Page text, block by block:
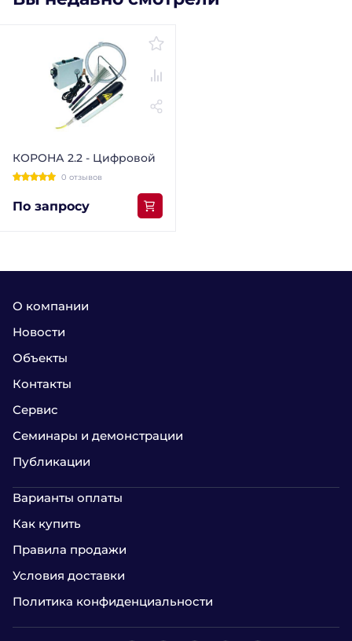
КОРОНА 2.2 - Цифровой
0 отзывов
По запросу
О компании
Новости
Объекты
Контакты
Сервис
Семинары и демонстрации
Публикации
Варианты оплаты
Как купить
Правила продажи
Условия доставки
Политика конфиденциальности